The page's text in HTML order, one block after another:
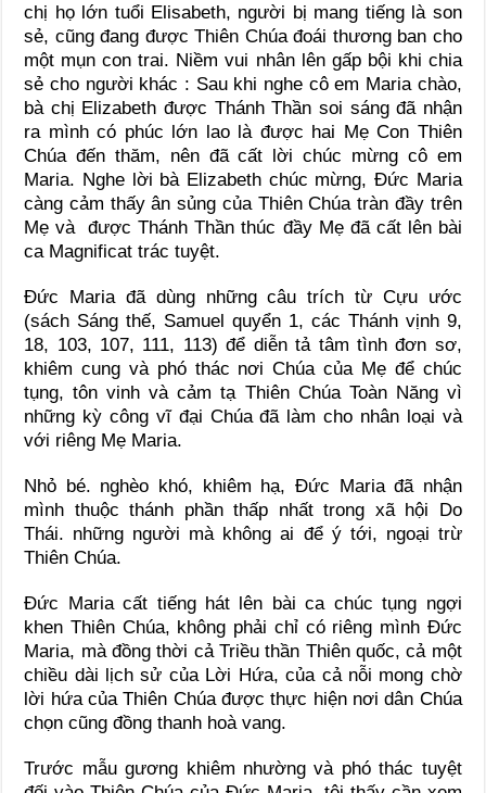
chị họ lớn tuổi Elisabeth, người bị mang tiếng là son
sẻ, cũng đang được Thiên Chúa đoái thương ban cho
một mụn con trai. Niềm vui nhân lên gấp bội khi chia
sẻ cho người khác : Sau khi nghe cô em Maria chào,
bà chị Elizabeth được Thánh Thần soi sáng đã nhận
ra mình có phúc lớn lao là được hai Mẹ Con Thiên
Chúa đến thăm, nên đã cất lời chúc mừng cô em
Maria. Nghe lời bà Elizabeth chúc mừng, Đức Maria
càng cảm thấy ân sủng của Thiên Chúa tràn đầy trên
Mẹ và được Thánh Thần thúc đầy Mẹ đã cất lên bài
ca Magnificat trác tuyệt.
Đức Maria đã dùng những câu trích từ Cựu ước
(sách Sáng thế, Samuel quyển 1, các Thánh vịnh 9,
18, 103, 107, 111, 113) để diễn tả tâm tình đơn sơ,
khiêm cung và phó thác nơi Chúa của Mẹ để chúc
tụng, tôn vinh và cảm tạ Thiên Chúa Toàn Năng vì
những kỳ công vĩ đại Chúa đã làm cho nhân loại và
với riêng Mẹ Maria.
Nhỏ bé. nghèo khó, khiêm hạ, Đức Maria đã nhận
mình thuộc thánh phần thấp nhất trong xã hội Do
Thái. những người mà không ai để ý tới, ngoại trừ
Thiên Chúa.
Đức Maria cất tiếng hát lên bài ca chúc tụng ngợi
khen Thiên Chúa, không phải chỉ có riêng mình Đức
Maria, mà đồng thời cả Triều thần Thiên quốc, cả một
chiều dài lịch sử của Lời Hứa, của cả nỗi mong chờ
lời hứa của Thiên Chúa được thực hiện nơi dân Chúa
chọn cũng đồng thanh hoà vang.
Trước mẫu gương khiêm nhường và phó thác tuyệt